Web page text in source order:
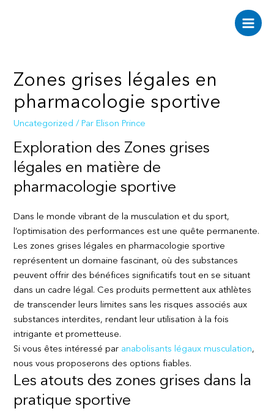
Main
Zones grises légales en
pharmacologie sportive
Uncategorized / Par Elison Prince
Exploration des Zones grises
légales en matière de
pharmacologie sportive
Dans le monde vibrant de la musculation et du sport,
l’optimisation des performances est une quête permanente.
Les zones grises légales en pharmacologie sportive
représentent un domaine fascinant, où des substances
peuvent offrir des bénéfices significatifs tout en se situant
dans un cadre légal. Ces produits permettent aux athlètes
de transcender leurs limites sans les risques associés aux
substances interdites, rendant leur utilisation à la fois
intrigante et prometteuse.
Si vous êtes intéressé par anabolisants légaux musculation,
nous vous proposerons des options fiables.
Les atouts des zones grises dans la
pratique sportive